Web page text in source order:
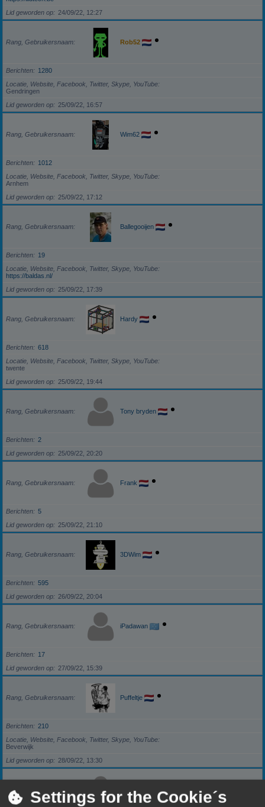
Lid geworden op
24/09/22, 12:27
Rang, Gebruikersnaam Rob52
Berichten
1280
Locatie, Website, Facebook, Twitter, Skype, YouTube
Gendringen
Lid geworden op
25/09/22, 16:57
Rang, Gebruikersnaam Wim62
Berichten
1012
Locatie, Website, Facebook, Twitter, Skype, YouTube
Arnhem
Lid geworden op
25/09/22, 17:12
Rang, Gebruikersnaam Ballegooijen
Berichten
19
Locatie, Website, Facebook, Twitter, Skype, YouTube
https://baldas.nl/
Lid geworden op
25/09/22, 17:39
Rang, Gebruikersnaam Hardy
Berichten
618
Locatie, Website, Facebook, Twitter, Skype, YouTube
twente
Lid geworden op
25/09/22, 19:44
Rang, Gebruikersnaam Tony bryden
Berichten
2
Lid geworden op
25/09/22, 20:20
Rang, Gebruikersnaam Frank
Berichten
5
Lid geworden op
25/09/22, 21:10
Rang, Gebruikersnaam 3DWim
Berichten
595
Lid geworden op
26/09/22, 20:04
Rang, Gebruikersnaam iPadawan
Berichten
17
Lid geworden op
27/09/22, 15:39
Rang, Gebruikersnaam Puffeltje
Berichten
210
Locatie, Website, Facebook, Twitter, Skype, YouTube
Beverwijk
Lid geworden op
28/09/22, 13:30
Rang, Gebruikersnaam darkzero
Settings for the Cookie´s